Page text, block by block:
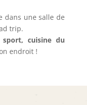
dans une salle de
trip.
sport, cuisine du
endroit !